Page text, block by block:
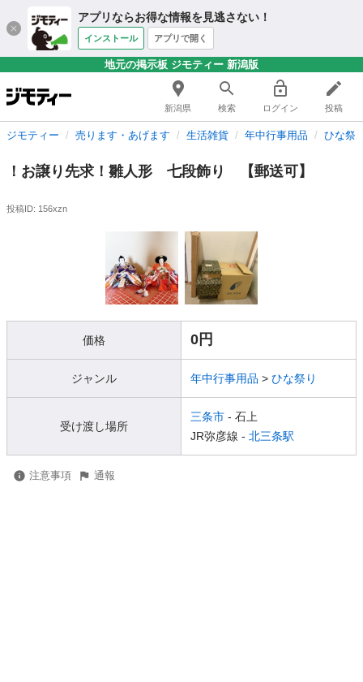
アプリならお得な情報を見逃さない！
インストール アプリで開く
地元の掲示板 ジモティー 新潟版
新潟県 検索 ログイン 投稿
ジモティー 売ります・あげます 生活雑貨 年中行事用品 ひな祭
！お譲り先求！雛人形 七段飾り 【郵送可】
投稿ID: 156xzn
価格 0円
ジャンル 年中行事用品 > ひな祭り
受け渡し場所
三条市 - 石上
JR弥彦線 - 北三条駅
注意事項 通報